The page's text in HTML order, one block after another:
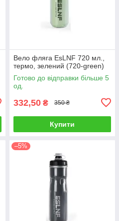
Вело фляга EsLNF 720 мл.,
термо, зелений (720-green)
Готово до відправки більше 5
од.
332,50 ₴ 350 ₴
Купити
–5%